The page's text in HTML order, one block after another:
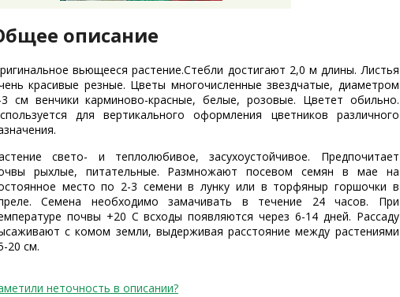
описание
вьющееся растение.Стебли достигают 2,0 м длины. Листья
красивые резные. Цветы многочисленные звездчатые, диаметром
см венчики карминово-красные, белые, розовые. Цветет обильно.
для вертикального оформления цветников различного
свето- и теплолюбивое, засухоустойчивое. Предпочитает
рыхлые, питательные. Размножают посевом семян в мае на
место по 2-3 семени в лунку или в торфяныр горшочки в
Семена необходимо замачивать в течение 24 часов. При
почвы +20 С всходы появляются через 6-14 дней. Рассаду
с комом земли, выдерживая расстояние между растениями
20 см.
неточность в описании?